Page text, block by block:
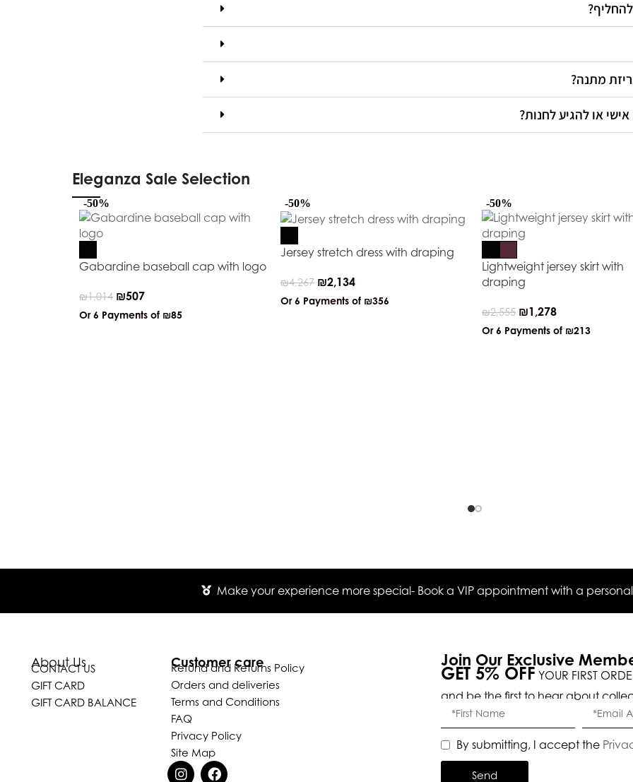
מתנה?
או להגיע לחנות?
Eleganza Sale Selection
-50%
Gabardine baseball cap with logo
₪1,014 ₪507
Or 6 Payments of ₪85
-50%
Jersey stretch dress with draping
₪4,267 ₪2,134
Or 6 Payments of ₪356
-50%
Lightweight jersey skirt with
draping
₪2,555 ₪1,278
Or 6 Payments of ₪213
Make your experience more special- Book a VIP appointment with a personal
About Us
CONTACT US
GIFT CARD
GIFT CARD BALANCE
Customer care
Refund and Returns Policy
Orders and deliveries
Terms and Conditions
FAQ
Privacy Policy
Site Map
Join Our Exclusive
GET 5% OFF YOUR FIRST
and be the first to hear about
By submitting, I accept the
Send